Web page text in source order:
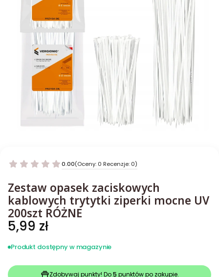
0.00(Oceny: 0 Recenzje: 0)
Zestaw opasek zaciskowych
kablowych trytytki ziperki mocne UV
200szt RÓŻNE
Cena
5,99 zł
Produkt dostępny w magazynie
Zdobywaj punkty! Do5 punktów po zakupie.